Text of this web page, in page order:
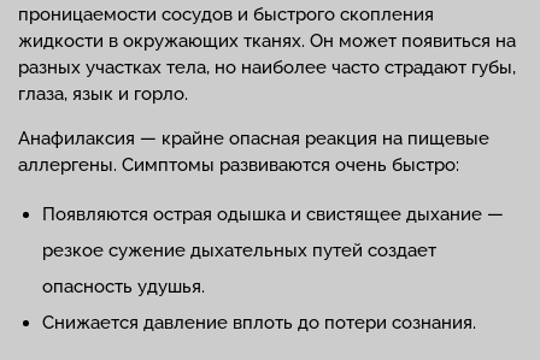
проницаемости сосудов и быстрого скопления
жидкости в окружающих тканях. Он может появиться на
разных участках тела, но наиболее часто страдают губы,
глаза, язык и горло.
Анафилаксия — крайне опасная реакция на пищевые
аллергены. Симптомы развиваются очень быстро:
Появляются острая одышка и свистящее дыхание —
резкое сужение дыхательных путей создает
опасность удушья.
Снижается давление вплоть до потери сознания.